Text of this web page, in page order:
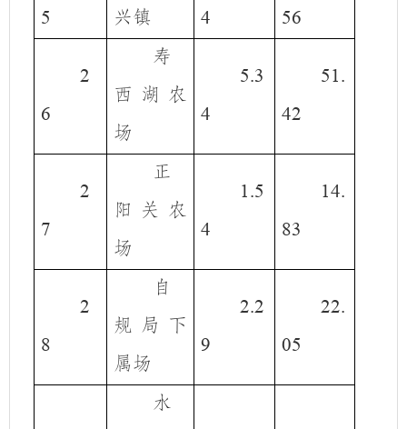
5 兴镇 4 56
2
6
寿
西湖农
场
5.3
4
51.
42
2
7
正
阳关农
场
1.5
4
14.
83
2
8
自
规局下
属场
2.2
9
22.
05
水